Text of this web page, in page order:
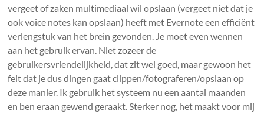
vergeet of zaken multimediaal wil opslaan (vergeet niet dat je
ook voice notes kan opslaan) heeft met Evernote een efficiënt
verlengstuk van het brein gevonden. Je moet even wennen
aan het gebruik ervan. Niet zozeer de
gebruikersvriendelijkheid, dat zit wel goed, maar gewoon het
feit dat je dus dingen gaat clippen/fotograferen/opslaan op
deze manier. Ik gebruik het systeem nu een aantal maanden
en ben eraan gewend geraakt. Sterker nog, het maakt voor mij